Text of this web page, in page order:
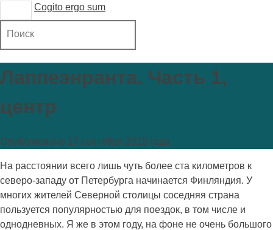
O
E
A
G
T
I
O
N
Cogito ergo sum
Лаппеэнранта. Часть 1,
центр
Опубликовано 17 сентября 2019 года
На расстоянии всего лишь чуть более ста километров к
северо-западу от Петербурга начинается Финляндия. У
многих жителей Северной столицы соседняя страна
пользуется популярностью для поездок, в том числе и
однодневных. Я же в этом году, на фоне не очень большого